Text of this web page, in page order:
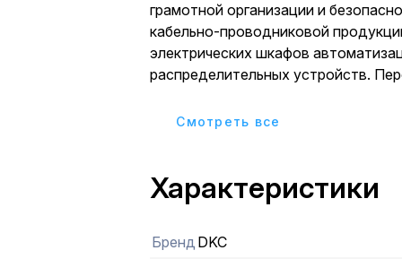
грамотной организации и
кабельно-проводниковой
электрических шкафов
распределительных устройств.
кабелей, а также защищает от
материала - ПВХ (класс горючести
Особенностью перфорированных
температурах (от –40 до +60 °С) с
Cмотреть все
Характеристики
Бренд DKC